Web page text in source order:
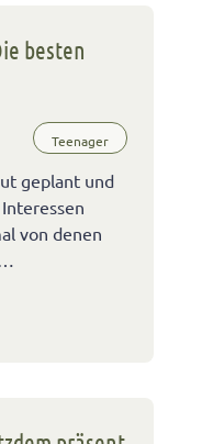
besten
Teenager
geplant und
von denen